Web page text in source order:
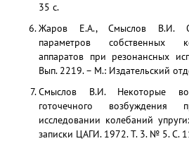
35 с.
Жаров E.A., Смыслов В.И. О
параметров собственных
аппаратов при резонансных
Вып. 2219. – М.: Издательский
Смыслов В.И. Некоторые
готочечного возбуждения
исследовании колебаний
записки ЦАГИ. 1972. Т. 3. № 5. С.